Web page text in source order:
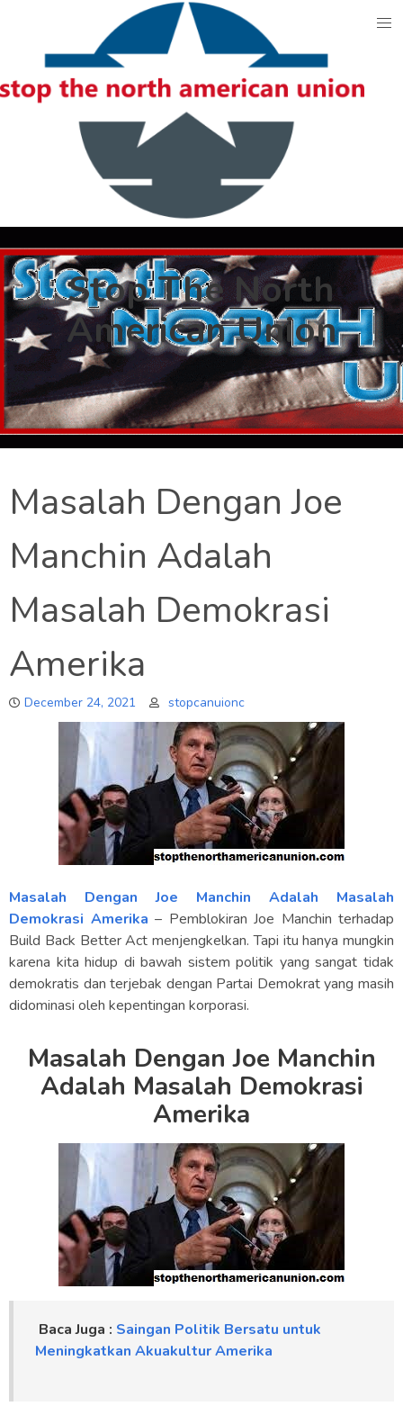
content
Stop The North
American Union
Masalah Dengan Joe
Manchin Adalah
Masalah Demokrasi
Amerika
December 24, 2021 stopcanuionc
Masalah Dengan Joe Manchin Adalah Masalah
Demokrasi Amerika – Pemblokiran Joe Manchin terhadap
Build Back Better Act menjengkelkan. Tapi itu hanya mungkin
karena kita hidup di bawah sistem politik yang sangat tidak
demokratis dan terjebak dengan Partai Demokrat yang masih
didominasi oleh kepentingan korporasi.
Masalah Dengan Joe Manchin
Adalah Masalah Demokrasi
Amerika
Baca Juga : Saingan Politik Bersatu untuk
Meningkatkan Akuakultur Amerika